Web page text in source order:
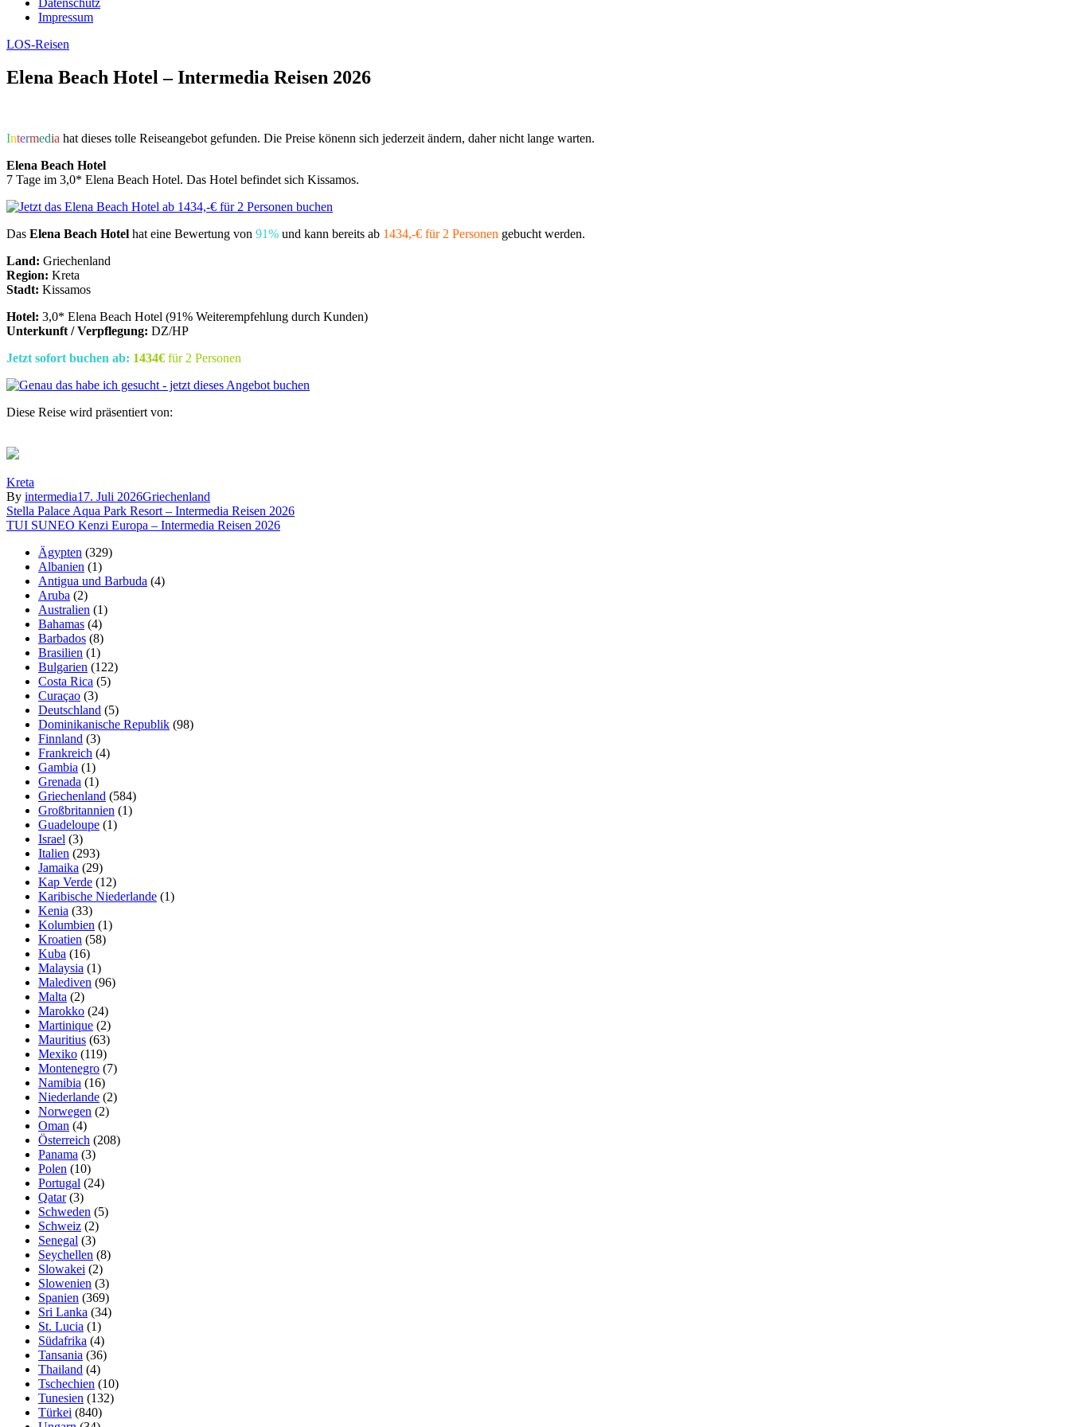
Impressum
LOS-Reisen
Elena Beach Hotel – Intermedia Reisen 2026
Intermedia hat dieses tolle Reiseangebot gefunden. Die Preise könenn sich jederzeit ändern, daher nicht lange warten.
Elena Beach Hotel
7 Tage im 3,0* Elena Beach Hotel. Das Hotel befindet sich Kissamos.
Das Elena Beach Hotel hat eine Bewertung von 91% und kann bereits ab 1434,-€ für 2 Personen gebucht werden.
Land: Griechenland
Region: Kreta
Stadt: Kissamos
Hotel: 3,0* Elena Beach Hotel (91% Weiterempfehlung durch Kunden)
Unterkunft / Verpflegung: DZ/HP
Jetzt sofort buchen ab: 1434€ für 2 Personen
Diese Reise wird präsentiert von:
Kreta
By intermedia17. Juli 2026Griechenland
Beitragsnavigation
Stella Palace Aqua Park Resort – Intermedia Reisen 2026
TUI SUNEO Kenzi Europa – Intermedia Reisen 2026
Ägypten (329)
Albanien (1)
Antigua und Barbuda (4)
Aruba (2)
Australien (1)
Bahamas (4)
Barbados (8)
Brasilien (1)
Bulgarien (122)
Costa Rica (5)
Curaçao (3)
Deutschland (5)
Dominikanische Republik (98)
Finnland (3)
Frankreich (4)
Gambia (1)
Grenada (1)
Griechenland (584)
Großbritannien (1)
Guadeloupe (1)
Israel (3)
Italien (293)
Jamaika (29)
Kap Verde (12)
Karibische Niederlande (1)
Kenia (33)
Kolumbien (1)
Kroatien (58)
Kuba (16)
Malaysia (1)
Malediven (96)
Malta (2)
Marokko (24)
Martinique (2)
Mauritius (63)
Mexiko (119)
Montenegro (7)
Namibia (16)
Niederlande (2)
Norwegen (2)
Oman (4)
Österreich (208)
Panama (3)
Polen (10)
Portugal (24)
Qatar(3)
Schweden (5)
Schweiz (2)
Senegal (3)
Seychellen (8)
Slowakei (2)
Slowenien (3)
Spanien (369)
Sri Lanka (34)
St. Lucia (1)
Südafrika (4)
Tansania (36)
Thailand (4)
Tschechien (10)
Tunesien (132)
Türkei (840)